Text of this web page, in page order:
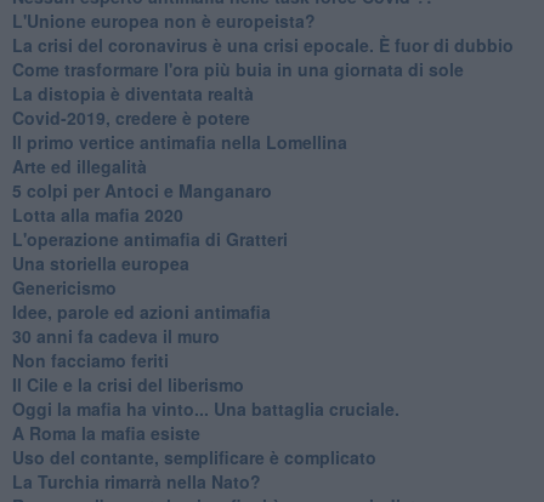
L'Unione europea non è europeista?
La crisi del coronavirus è una crisi epocale. È fuor di dubbio
Come trasformare l'ora più buia in una giornata di sole
​La distopia è diventata realtà
Covid-2019, credere è potere
Il primo vertice antimafia nella Lomellina
Arte ed illegalità
​5 colpi per Antoci e Manganaro
Lotta alla mafia 2020
L'operazione antimafia di Gratteri
Una storiella europea
Genericismo
Idee, parole ed azioni antimafia
30 anni fa cadeva il muro
Non facciamo feriti
Il Cile e la crisi del liberismo
Oggi la mafia ha vinto... Una battaglia cruciale.
A Roma la mafia esiste
Uso del contante, semplificare è complicato
La Turchia rimarrà nella Nato?